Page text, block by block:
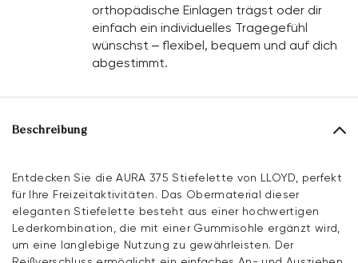
orthopädische Einlagen trägst oder dir
einfach ein individuelles Tragegefühl
wünschst – flexibel, bequem und auf dich
abgestimmt.
Beschreibung
Entdecken Sie die AURA 375 Stiefelette von LLOYD, perfekt
für Ihre Freizeitaktivitäten. Das Obermaterial dieser
eleganten Stiefelette besteht aus einer hochwertigen
Lederkombination, die mit einer Gummisohle ergänzt wird,
um eine langlebige Nutzung zu gewährleisten. Der